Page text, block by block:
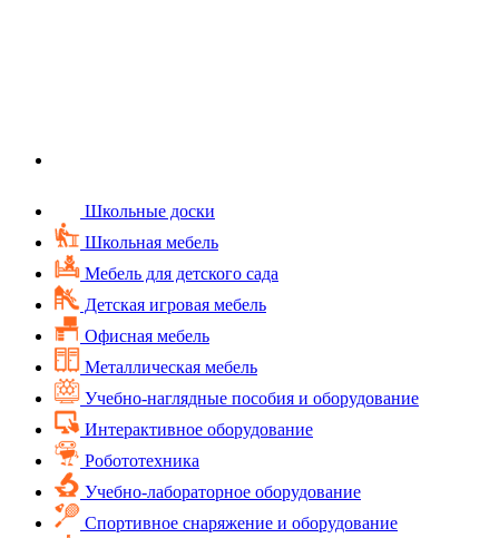
Школьные доски
Школьная мебель
Мебель для детского сада
Детская игровая мебель
Офисная мебель
Металлическая мебель
Учебно-наглядные пособия и оборудование
Интерактивное оборудование
Робототехника
Учебно-лабораторное оборудование
Спортивное снаряжение и оборудование